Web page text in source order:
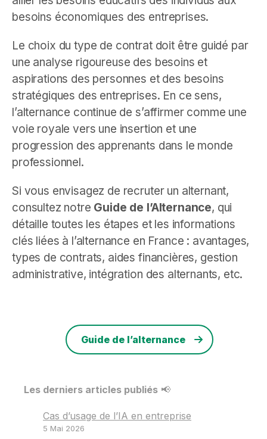
besoins économiques des entreprises.
Le choix du type de contrat doit être guidé par
une analyse rigoureuse des besoins et
aspirations des personnes et des besoins
stratégiques des entreprises. En ce sens,
l’alternance continue de s’affirmer comme une
voie royale vers une insertion et une
progression des apprenants dans le monde
professionnel.
Si vous envisagez de recruter un alternant,
consultez notre Guide de l’Alternance, qui
détaille toutes les étapes et les informations
clés liées à l’alternance en France : avantages,
types de contrats, aides financières, gestion
administrative, intégration des alternants, etc.
Guide de l’alternance
Les derniers articles publiés 📢
Cas d’usage de l’IA en entreprise
5 Mai 2026